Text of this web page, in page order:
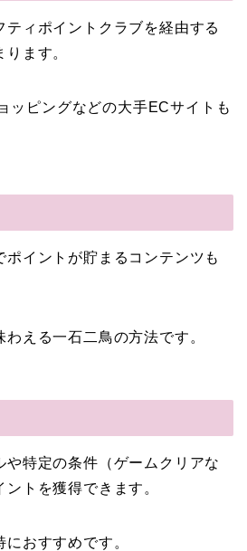
ティポイントクラブを経由する
ます。
ッピングなどの大手ECサイトも
ポイントが貯まるコンテンツも
える一石二鳥の方法です。
や特定の条件（ゲームクリアな
トを獲得できます。
おすすめです。